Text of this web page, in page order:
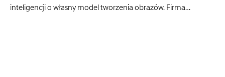
inteligencji o własny model tworzenia obrazów. Firma…